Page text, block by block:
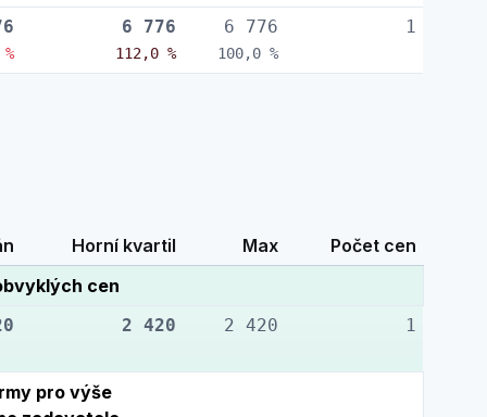
6 776
112,0 %
6 776
100,0 %
1
Horní kvartil Max
Počet cen
cen
2 420 2 420 1
pro výše